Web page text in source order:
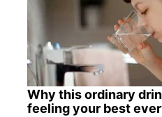
Why this ordinary
feeling your best